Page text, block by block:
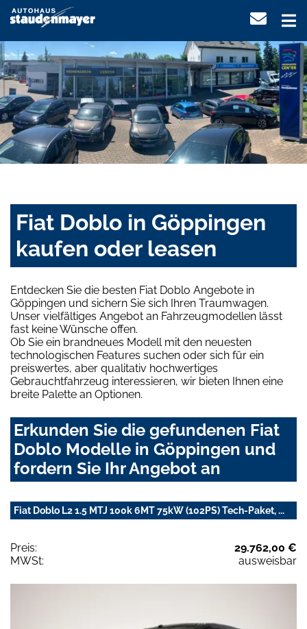
Fiat Doblo in Göppingen
kaufen oder leasen
Entdecken Sie die besten Fiat Doblo Angebote in
Göppingen und sichern Sie sich Ihren Traumwagen.
Unser vielfältiges Angebot an Fahrzeugmodellen lässt
fast keine Wünsche offen.
Ob Sie ein brandneues Modell mit den neuesten
technologischen Features suchen oder sich für ein
preiswertes, aber qualitativ hochwertiges
Gebrauchtfahrzeug interessieren, wir bieten Ihnen eine
breite Palette an Optionen.
Erkunden Sie die gefundenen Fiat
Doblo Modelle in Göppingen und
fordern Sie Ihr Angebot an
Fiat Doblo L2 1.5 MTJ 100k 6MT 75kW (102PS) Tech-Paket, ...
Preis:
29.762,00 €
MWSt:
ausweisbar